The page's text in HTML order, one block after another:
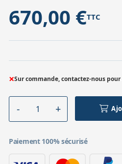
670,00 €TTC
×Sur commande, contactez-nous
Paiement 100% sécurisé